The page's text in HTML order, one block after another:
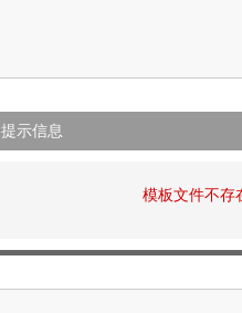
提示信息
模板文件不存